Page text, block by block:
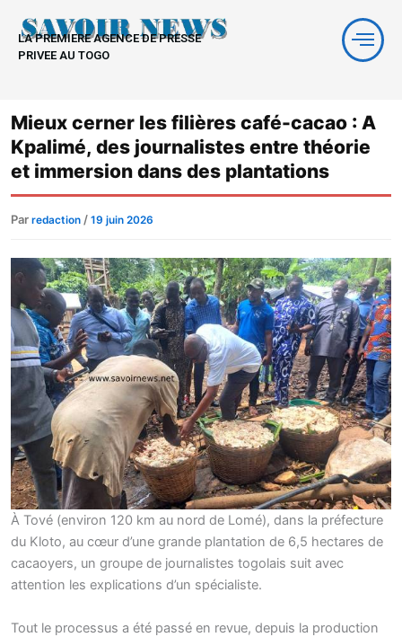
contenu
LA PREMIERE AGENCE DE PRESSE
PRIVEE AU TOGO
Mieux cerner les filières café-cacao : A
Kpalimé, des journalistes entre théorie
et immersion dans des plantations
Par redaction / 19 juin 2026
À Tové (environ 120 km au nord de Lomé), dans la préfecture
du Kloto, au cœur d’une grande plantation de 6,5 hectares de
cacaoyers, un groupe de journalistes togolais suit avec
attention les explications d’un spécialiste.
Tout le processus a été passé en revue, depuis la production